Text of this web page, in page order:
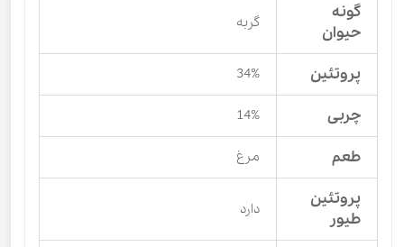
گونه
حیوان
گربه
پروتئین 34%
چربی 14%
طعم مرغ
پروتئین
طیور
دارد